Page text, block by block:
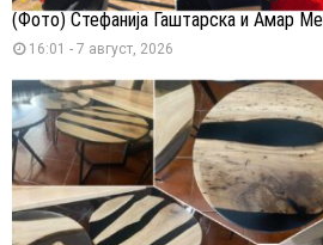
(Фото) Стефанија Гаштарска и Амар
16:01 - 7 август, 2026